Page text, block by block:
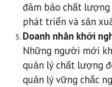
đảm bảo chất
phát triển và sản
Doanh nhân khởi
Những người mới
quản lý chất lượng
quản lý vững chắc